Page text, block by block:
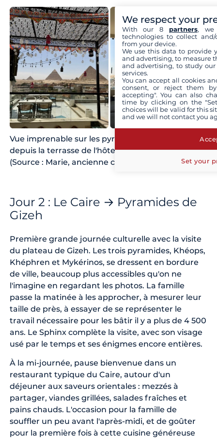
Vue imprenable sur les pyramides de Gizeh
depuis la terrasse de l'hôtel de Marie et sa famille
(Source : Marie, ancienne conseillère Filovent)
Jour 2 : Le Caire → Pyramides de
Gizeh
Première grande journée culturelle avec la visite
du plateau de Gizeh. Les trois pyramides, Khéops,
Khéphren et Mykérinos, se dressent en bordure
de ville, beaucoup plus accessibles qu'on ne
l'imagine en regardant les photos. La famille
passe la matinée à les approcher, à mesurer leur
taille de près, à essayer de se représenter le
travail nécessaire pour les bâtir il y a plus de 4 500
ans. Le Sphinx complète la visite, avec son visage
usé par le temps et ses énigmes encore entières.
À la mi-journée, pause bienvenue dans un
restaurant typique du Caire, autour d'un
déjeuner aux saveurs orientales : mezzés à
partager, viandes grillées, salades fraîches et
pains chauds. L'occasion pour la famille de
souffler un peu avant l'après-midi, et de goûter
pour la première fois à cette cuisine généreuse
We respect your
With our 8 partners, we
technologies to collect
from your device.
We use this data to provide
and advertising, to measure
and advertising, to study
services.
You can accept all cookies
consent, or reject them
accepting". You can also
time by clicking on the
choices will be valid for this
and we will not contact you
Set your